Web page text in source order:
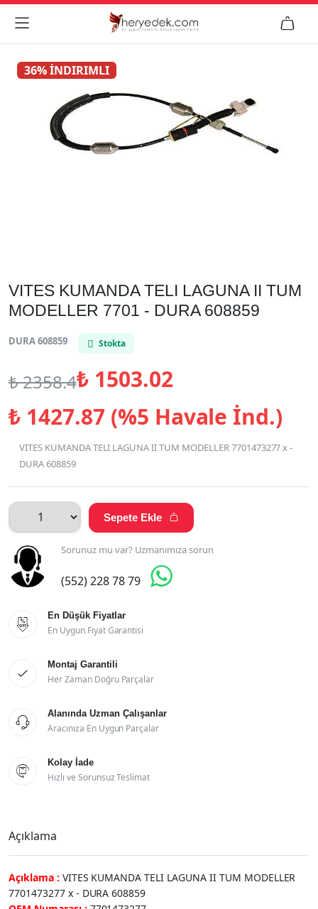
 
36% İNDIRIMLI
VITES KUMANDA TELI LAGUNA II TUM
MODELLER 7701 - DURA 608859
DURA 608859 Stokta
₺2358.4₺1503.02
₺1427.87 (%5 Havale İnd.)
VITES KUMANDA TELI LAGUNA II TUM MODELLER 7701473277 x -
DURA 608859
Sepete Ekle 
Sorunuz mu var? Uzmanımıza sorun
(552) 228 78 79 

En Düşük Fiyatlar
En Uygun Fiyat Garantisi

Montaj Garantili
Her Zaman Doğru Parçalar

Alanında Uzman Çalışanlar
Aracınıza En Uygun Parçalar

Kolay İade
Hızlı ve Sorunsuz Teslimat
Açıklama
Açıklama : VITES KUMANDA TELI LAGUNA II TUM MODELLER
7701473277 x - DURA 608859